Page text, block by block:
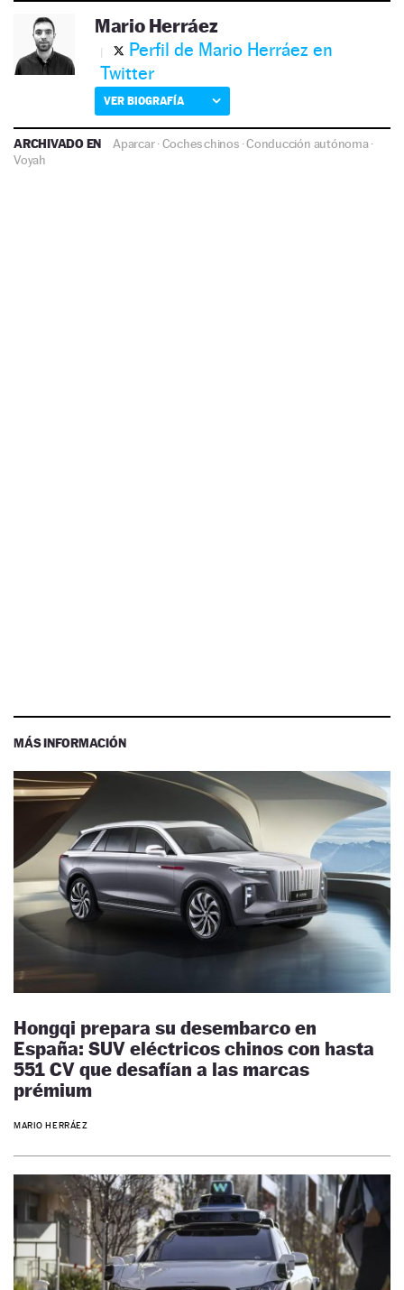
Mario Herráez
Perfil de Mario Herráez en
Twitter
VER BIOGRAFÍA
ARCHIVADO EN Aparcar·Coches chinos·Conducción autónoma·
Voyah
MÁS INFORMACIÓN
Hongqi prepara su desembarco en
España: SUV eléctricos chinos con hasta
551 CV que desafían a las marcas
prémium
MARIO HERRÁEZ